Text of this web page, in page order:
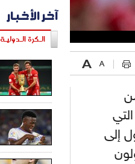
إلى
آخر الأخبار
الـكرة الـدوليـة